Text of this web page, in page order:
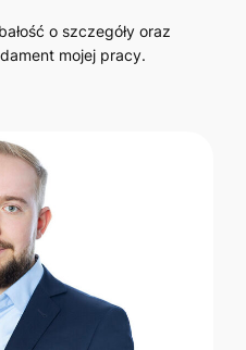
o szczegóły oraz
mojej pracy.